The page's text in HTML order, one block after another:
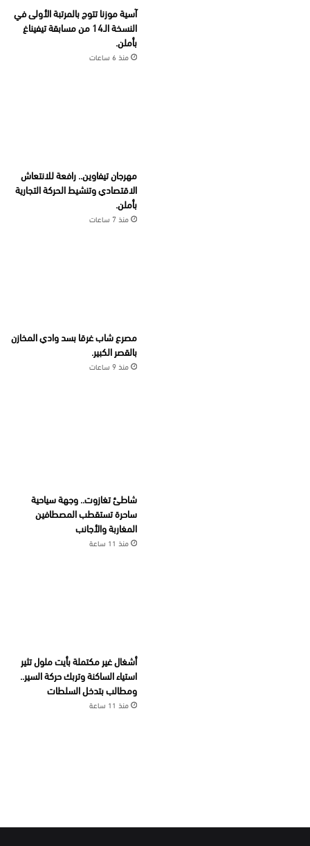
آسية موزنا تتوج بالمرتبة الأولى في
النسخة الـ14 من مسابقة تيفيناغ
بأملن.
منذ 6 ساعات
مهرجان تيفاوين.. رافعة للانتعاش
الاقتصادي وتنشيط الحركة التجارية
بأملن.
منذ 7 ساعات
مصرع شاب غرقا بسد وادي المخازن
بالقصر الكبير.
منذ 9 ساعات
شاطئ تغازوت.. وجهة سياحية
ساحرة تستقطب المصطافين
المغاربة والأجانب
منذ 11 ساعة
أشغال غير مكتملة بأيت ملول تثير
استياء الساكنة وتربك حركة السير..
ومطالب بتدخل السلطات
منذ 11 ساعة